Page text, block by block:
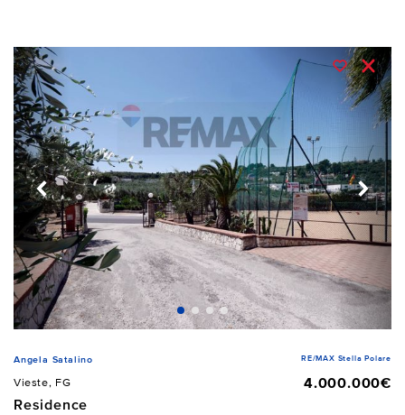
Angela Satalino RE/MAX Stella Polare
Vieste, FG
4.000.000€
Residence